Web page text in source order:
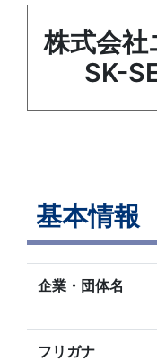
株式会
SK-
基本情報
企業・団体名
フリガナ